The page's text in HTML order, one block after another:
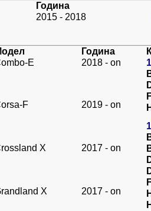
Година
2015 - 2018
Година
E
2018 - on
F 2019 - on
X 2017 - on
X 2017 - on